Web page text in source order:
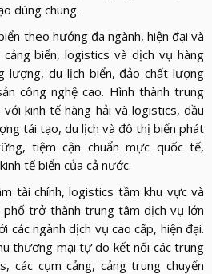
dùng chung.
theo hướng đa ngành, hiện đại và
biển, logistics và dịch vụ hàng
lượng, du lịch biển, đảo chất lượng
công nghệ cao. Hình thành trung
kinh tế hàng hải và logistics, dầu
tái tạo, du lịch và đô thị biển phát
tiệm cận chuẩn mực quốc tế,
tế biển của cả nước.
tài chính, logistics tầm khu vực và
phố trở thành trung tâm dịch vụ lớn
các ngành dịch vụ cao cấp, hiện đại.
thương mại tự do kết nối các trung
các cụm cảng, cảng trung chuyển